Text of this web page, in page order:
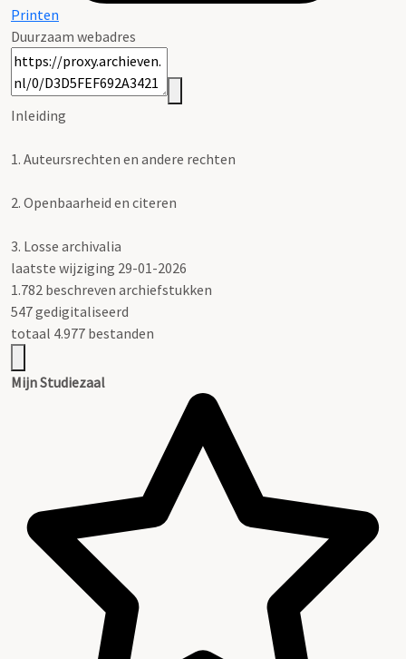
Printen
Duurzaam webadres
Inleiding
1. Auteursrechten en andere rechten
2. Openbaarheid en citeren
3. Losse archivalia
laatste wijziging 29-01-2026
1.782 beschreven archiefstukken
547 gedigitaliseerd
totaal 4.977 bestanden
Mijn Studiezaal